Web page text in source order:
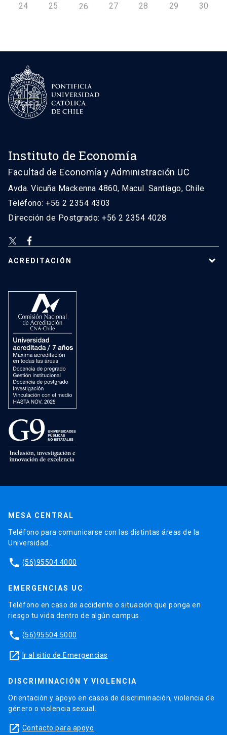
24 25 26 27 28 29 30
Instituto de Economía
Facultad de Economía y Administración UC
Avda. Vicuña Mackenna 4860, Macul. Santiago, Chile
Teléfono: +56 2 2354 4303
Dirección de Postgrado: +56 2 2354 4028
ACREDITACIÓN
MESA CENTRAL
Teléfono para comunicarse con las distintas áreas de la
Universidad.
phone (56)95504 4000
EMERGENCIAS UC
Teléfono en caso de accidente o situación que ponga en
riesgo tu vida dentro de algún campus.
phone (56)95504 5000
launch Ir al sitio de Emergencias
DISCRIMINACIÓN Y VIOLENCIA
Orientación y apoyo en casos de discriminación, violencia de
género o violencia sexual.
launch Contacto para apoyo